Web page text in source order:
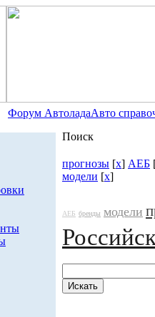
Форум АвтоладаАвто
Поиск
прогнозы [x] АЕБ
модели [x]
АЕБ бренды модели